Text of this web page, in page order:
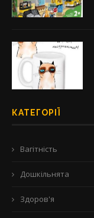
КАТЕГОРІЇ
Вагітність
Дошкільнята
Здоров'я